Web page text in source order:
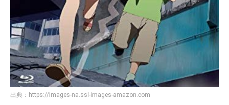
出典： https://images-na.ssl-images-amazon.com